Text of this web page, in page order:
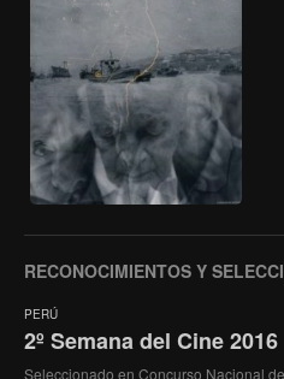
RECONOCIMIENTOS Y
PERÚ
2º Semana del Cine 2016
Seleccionado en Concurso Nacional